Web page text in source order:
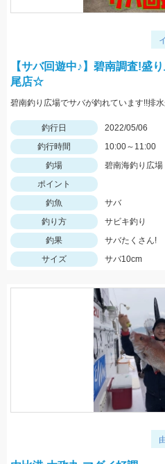
【サバ回遊中♪】碧南調査!盛
尾店☆
釣行日
2022/05/06
釣行時間
10:00～11:00
釣場
碧南海釣り広場
ポイント
釣魚
サバ
釣り方
サビキ釣り
釣果
サバたくさん!
サイズ
サバ10cm